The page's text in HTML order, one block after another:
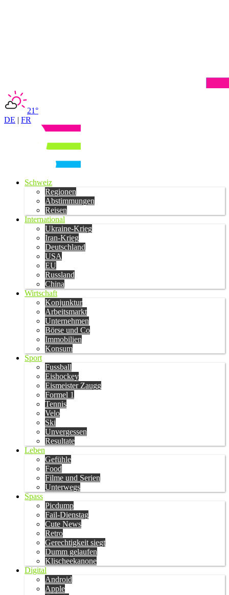
21°
DE | FR
Schweiz
Regionen
Abstimmungen
Reisen
International
Ukraine-Krieg
Iran-Krieg
Deutschland
USA
EU
Russland
China
Wirtschaft
Konjunktur
Arbeitsmarkt
Unternehmen
Börse und Co
Immobilien
Konsum
Sport
Fussball
Eishockey
Eismeister Zaugg
Formel 1
Tennis
Velo
Ski
Unvergessen
Resultate
Leben
Gefühle
Food
Filme und Serien
Unterwegs
Spass
Picdump
Fail-Dienstag
Cute News
Retro
Gerechtigkeit siegt
Dumm gelaufen
Klischeekanone
Digital
Android
Apple